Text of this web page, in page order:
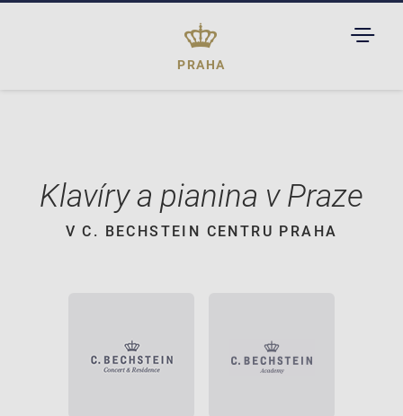
PRAHA
Klavíry a pianina v Praze
V C. BECHSTEIN CENTRU PRAHA